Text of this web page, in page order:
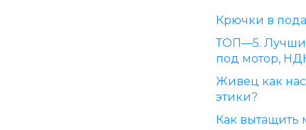
Крючки в
ТОП—5.
под мотор,
Живец как
этики?
Как вытащить